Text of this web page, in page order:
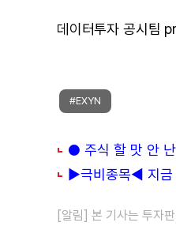
데이터투자 공시팀
#EXYN
● 주식 할 맛 안 난
▶극비종목◀ 지금
[알림] 본 기사는 투자